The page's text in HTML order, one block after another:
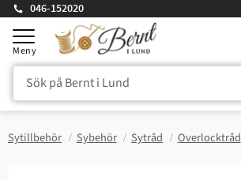
Meny
046-152020
Sytillbehör Sybehör Sytråd Overlocktråd